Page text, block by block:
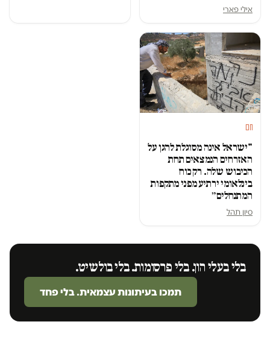
אילי פארי
חם
"ישראל אינה מסוגלת להגן על
האזרחים הנמצאים תחת
הכיבוש שלה. רק כוח
בינלאומי ירתיע מפני מתקפות
המתנחלים״
סיון תהל
בלי בעלי הון. בלי פרסומות. בלי בולשיט.
תמכו בעיתונות עצמאית. בלי פחד